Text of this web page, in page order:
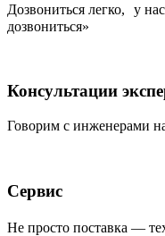
Дозвониться легко, у
дозвониться»
Консультации
Говорим с инженерами
Сервис
Не просто поставка —